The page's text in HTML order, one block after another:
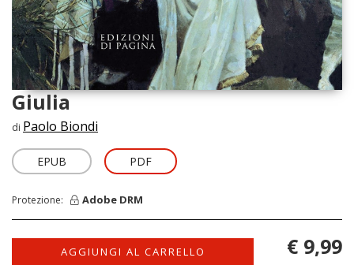
Giulia
di Paolo Biondi
EPUB PDF
Protezione: Adobe DRM
AGGIUNGI AL CARRELLO € 9,99